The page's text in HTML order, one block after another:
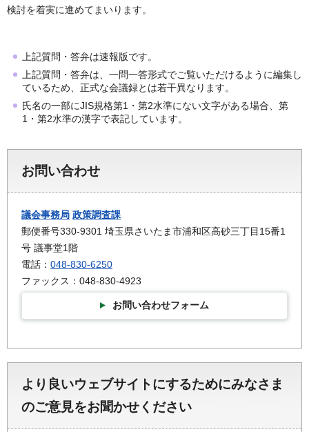
検討を着実に進めてまいります。
上記質問・答弁は速報版です。
上記質問・答弁は、一問一答形式でご覧いただけるように編集し
ているため、正式な会議録とは若干異なります。
氏名の一部にJIS規格第1・第2水準にない文字がある場合、第
1・第2水準の漢字で表記しています。
お問い合わせ
議会事務局 政策調査課
郵便番号330-9301 埼玉県さいたま市浦和区高砂三丁目15番1
号 議事堂1階
電話： 048-830-6250
ファックス：048-830-4923
お問い合わせフォーム
より良いウェブサイトにするためにみなさま
のご意見をお聞かせください